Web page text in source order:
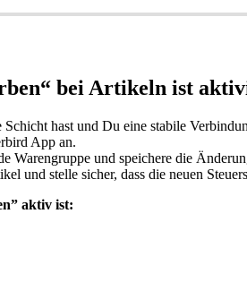
bei Artikeln ist
hast und Du eine stabile
App an.
Warengruppe und speichere die
und stelle sicher, dass die neuen
aktiv ist: